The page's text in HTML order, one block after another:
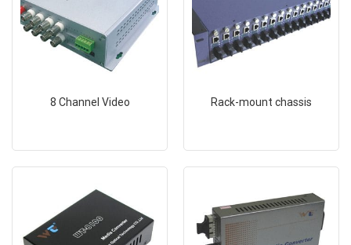
8 Channel Video Rack-mount chassis